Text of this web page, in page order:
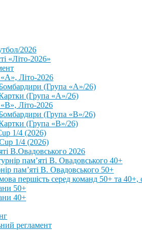
2026
«Літо-2026»
Літо-2026
(Група «А»/26)
(Група «А»/26)
Літо-2026
(Група «В»/26)
(Група «В»/26)
1/4 (2026)
1/4 (2026)
В.Овадовського 2026
пам’яті В. Овадовського 40+
пам’яті В. Овадовського 50+
першість серед команд 50+ та 40+,
50+
40+
регламент